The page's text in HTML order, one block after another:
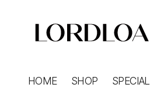
HOME SHOP SPECIAL